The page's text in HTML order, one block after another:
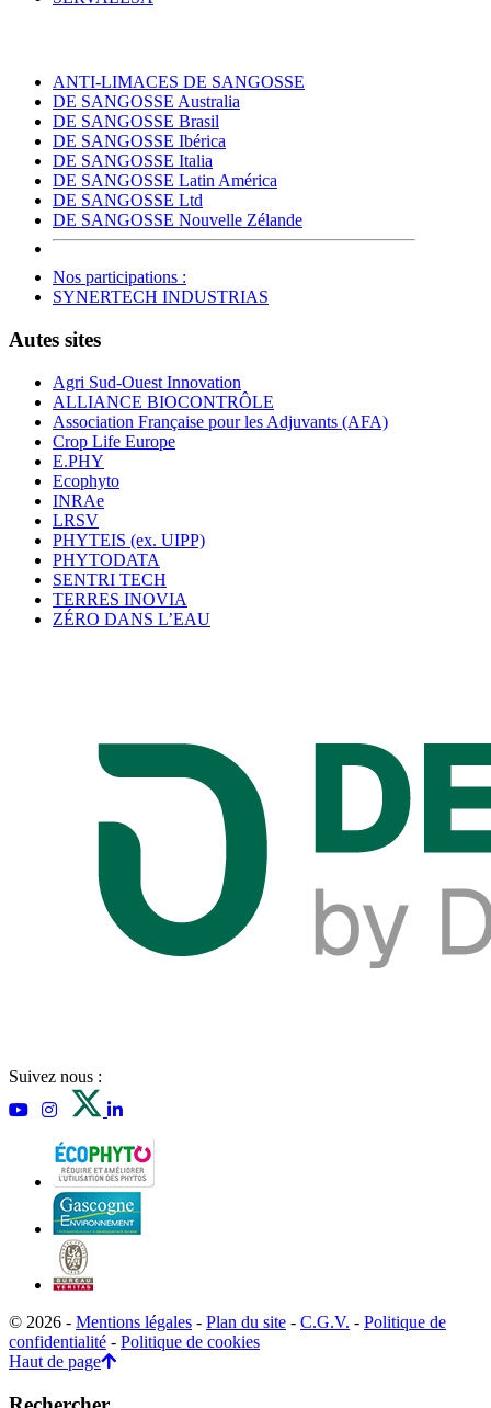
ANTI-LIMACES DE SANGOSSE
DE SANGOSSE Australia
DE SANGOSSE Brasil
DE SANGOSSE Ibérica
DE SANGOSSE Italia
DE SANGOSSE Latin América
DE SANGOSSE Ltd
DE SANGOSSE Nouvelle Zélande
Nos participations :
SYNERTECH INDUSTRIAS
Autes sites
Agri Sud-Ouest Innovation
ALLIANCE BIOCONTRÔLE
Association Française pour les Adjuvants (AFA)
Crop Life Europe
E.PHY
Ecophyto
INRAe
LRSV
PHYTEIS (ex. UIPP)
PHYTODATA
SENTRI TECH
TERRES INOVIA
ZÉRO DANS L’EAU
Suivez nous :
© 2026 - Mentions légales - Plan du site - C.G.V. - Politique de
confidentialité - Politique de cookies
Haut de page